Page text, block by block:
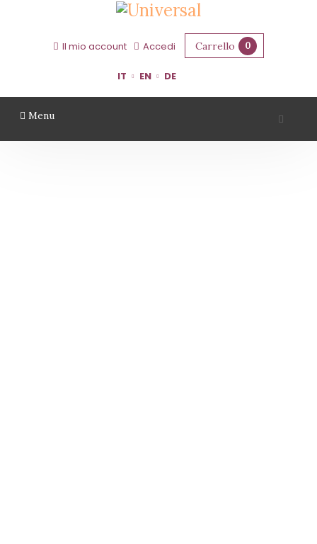
Il mio account Accedi Carrello 0
IT EN DE
Menu